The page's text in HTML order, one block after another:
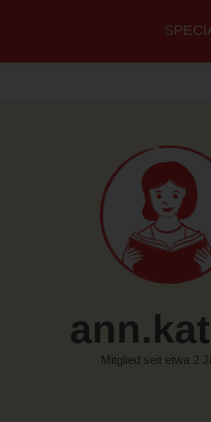
Mitglied seit etwa 2